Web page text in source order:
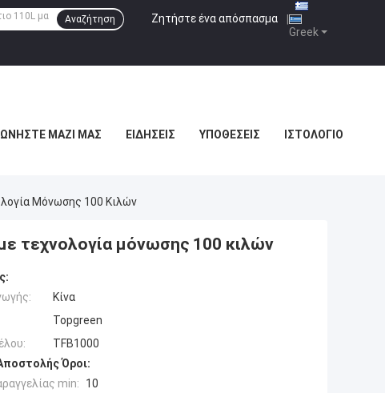
Greek
Ζητήστε ένα απόσπασμα |
Αναζήτηση
ΜΑΖΊ ΜΑΣ ΕΙΔΉΣΕΙΣ ΥΠΟΘΈΣΕΙΣ ΙΣΤΟΛΌΓΙΟ
Μόνωσης 100 Κιλών
τεχνολογία μόνωσης 100 κιλών
Κίνα
Topgreen
TFB1000
Όροι:
min:
10